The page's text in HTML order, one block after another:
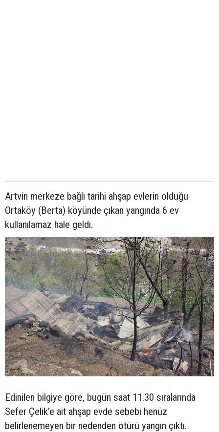
Artvin merkeze bağlı tarihi ahşap evlerin olduğu
Ortaköy (Berta) köyünde çıkan yangında 6 ev
kullanılamaz hale geldi.
Edinilen bilgiye göre, bugün saat 11.30 sıralarında
Sefer Çelik’e ait ahşap evde sebebi henüz
belirlenemeyen bir nedenden ötürü yangın çıktı.